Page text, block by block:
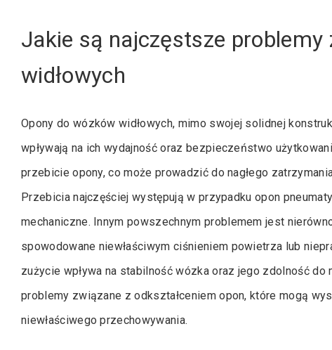
Jakie są najczęstsze
widłowych
Opony do wózków widłowych, mimo swojej solidnej
wpływają na ich wydajność oraz bezpieczeństwo
przebicie opony, co może prowadzić do nagłego
Przebicia najczęściej występują w przypadku opon
mechaniczne. Innym powszechnym problemem jest
spowodowane niewłaściwym ciśnieniem powietrza lub
zużycie wpływa na stabilność wózka oraz jego zdolność do
problemy związane z odkształceniem opon, które mogą
niewłaściwego przechowywania.